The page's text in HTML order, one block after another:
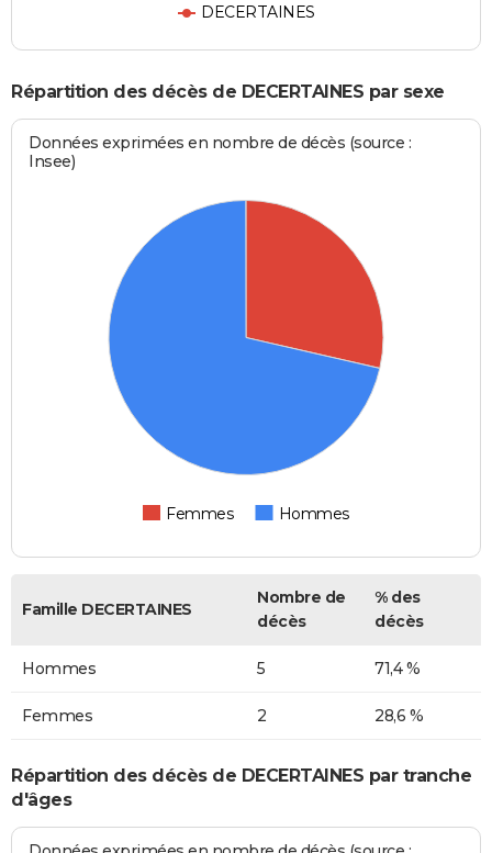
DECERTAINES
Répartition des décès de DECERTAINES par sexe
Données exprimées en nombre de décès (source :
Insee)
Femmes Hommes
Famille DECERTAINES
Nombre de
décès
% des
décès
Hommes 5 71,4 %
Femmes 2 28,6 %
Répartition des décès de DECERTAINES par tranche
d'âges